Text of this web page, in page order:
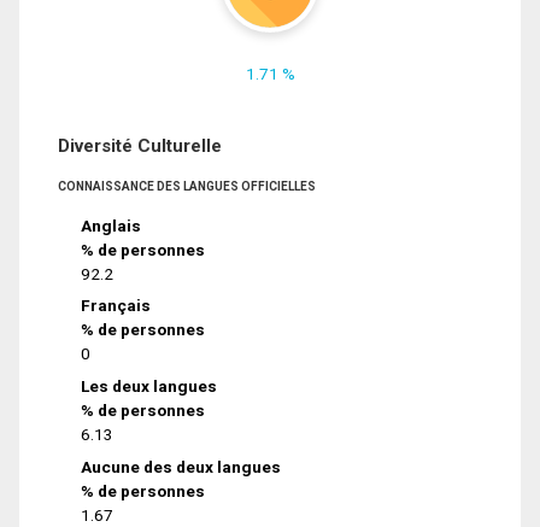
1.71 %
Diversité Culturelle
CONNAISSANCE DES LANGUES OFFICIELLES
Anglais
% de personnes
92.2
Français
% de personnes
0
Les deux langues
% de personnes
6.13
Aucune des deux langues
% de personnes
1.67